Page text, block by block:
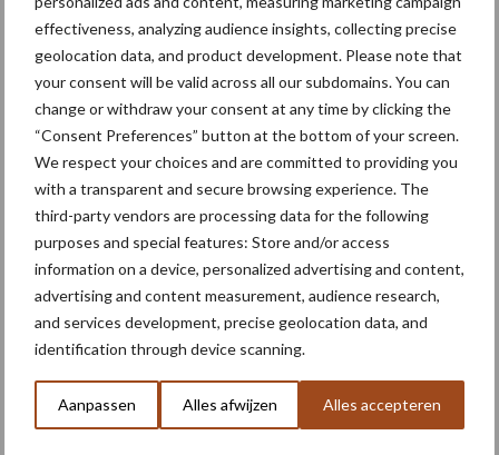
effectiveness, analyzing audience insights, collecting precise
geolocation data, and product development. Please note that
your consent will be valid across all our subdomains. You can
change or withdraw your consent at any time by clicking the
“Consent Preferences” button at the bottom of your screen.
We respect your choices and are committed to providing you
with a transparent and secure browsing experience. The
third-party vendors are processing data for the following
purposes and special features: Store and/or access
information on a device, personalized advertising and content,
advertising and content measurement, audience research,
and services development, precise geolocation data, and
identification through device scanning.
Aanpassen Alles afwijzen Alles accepteren
Meer artikelen over
“Hoge verwachtingen van
schijven voor kouters”
Nieuwe compacte
gedragen pootcombinatie
van AVR
Provincie Antwerpen breidt
onttrekkingsverbod uit: